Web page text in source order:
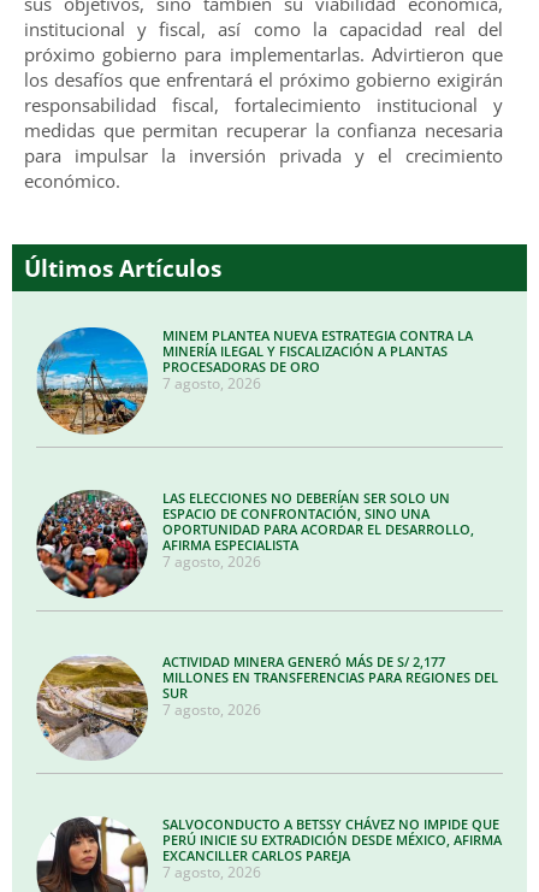
institucional y fiscal, así como la capacidad real del
próximo gobierno para implementarlas. Advirtieron que
los desafíos que enfrentará el próximo gobierno exigirán
responsabilidad fiscal, fortalecimiento institucional y
medidas que permitan recuperar la confianza necesaria
para impulsar la inversión privada y el crecimiento
económico.
Últimos Artículos
MINEM PLANTEA NUEVA ESTRATEGIA CONTRA LA
MINERÍA ILEGAL Y FISCALIZACIÓN A PLANTAS
PROCESADORAS DE ORO
7 agosto, 2026
LAS ELECCIONES NO DEBERÍAN SER SOLO UN
ESPACIO DE CONFRONTACIÓN, SINO UNA
OPORTUNIDAD PARA ACORDAR EL DESARROLLO,
AFIRMA ESPECIALISTA
7 agosto, 2026
ACTIVIDAD MINERA GENERÓ MÁS DE S/ 2,177
MILLONES EN TRANSFERENCIAS PARA REGIONES DEL
SUR
7 agosto, 2026
SALVOCONDUCTO A BETSSY CHÁVEZ NO IMPIDE QUE
PERÚ INICIE SU EXTRADICIÓN DESDE MÉXICO, AFIRMA
EXCANCILLER CARLOS PAREJA
7 agosto, 2026